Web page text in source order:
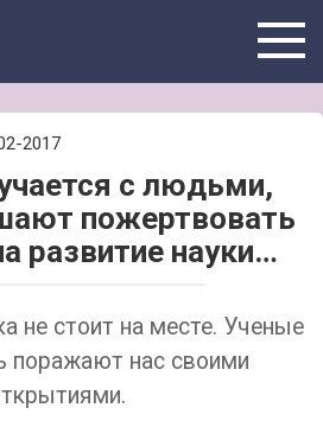
2017
с людьми,
пожертвовать
развитие науки…
не стоит на месте. Ученые
поражают нас своими